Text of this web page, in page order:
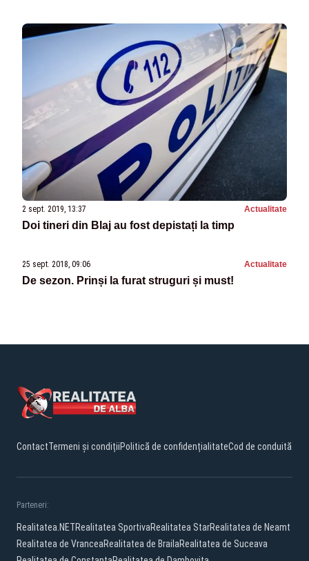
2 sept. 2019, 13:37 Actualitate
Doi tineri din Blaj au fost depistați la timp
25 sept. 2018, 09:06 Actualitate
De sezon. Prinși la furat struguri și must!
ContactTermeni și condițiiPolitică de confidențialitateCod de conduită
Parteneri:
Realitatea.NETRealitatea SportivaRealitatea StarRealitatea de Neamt
Realitatea de VranceaRealitatea de BrailaRealitatea de Suceava